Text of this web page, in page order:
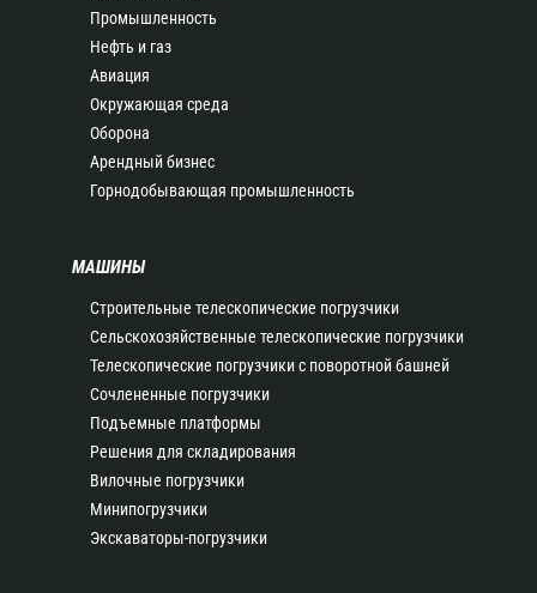
Промышленность
Нефть и газ
Авиация
Окружающая среда
Оборона
Арендный бизнес
Горнодобывающая промышленность
МАШИНЫ
Строительные телескопические погрузчики
Сельскохозяйственные телескопические погрузчики
Телескопические погрузчики с поворотной башней
Сочлененные погрузчики
Подъемные платформы
Решения для складирования
Вилочные погрузчики
Минипогрузчики
Экскаваторы-погрузчики